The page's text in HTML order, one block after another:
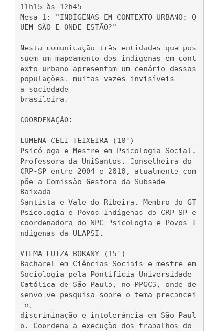
11h15 às 12h45
Mesa 1: "INDÍGENAS EM CONTEXTO URBANO: Q
UEM SÃO E ONDE ESTÃO?"
Nesta comunicação três entidades que pos
suem um mapeamento dos indígenas em cont
exto urbano apresentam um cenário dessas
populações, muitas vezes invisíveis
à sociedade
brasileira.
COORDENAÇÃO:
LUMENA CELI TEIXEIRA (10')
Psicóloga e Mestre em Psicologia Social.
Professora da UniSantos. Conselheira do
CRP-SP entre 2004 e 2010, atualmente com
põe a Comissão Gestora da Subsede
Baixada
Santista e Vale do Ribeira. Membro do GT
Psicologia e Povos Indígenas do CRP SP e
coordenadora do NPC Psicologia e Povos I
ndígenas da ULAPSI.
VILMA LUIZA BOKANY (15')
Bacharel em Ciências Sociais e mestre em
Sociologia pela Pontifícia Universidade
Católica de São Paulo, no PPGCS, onde de
senvolve pesquisa sobre o tema preconcei
to,
discriminação e intolerância em São Paul
o. Coordena a execução dos trabalhos do